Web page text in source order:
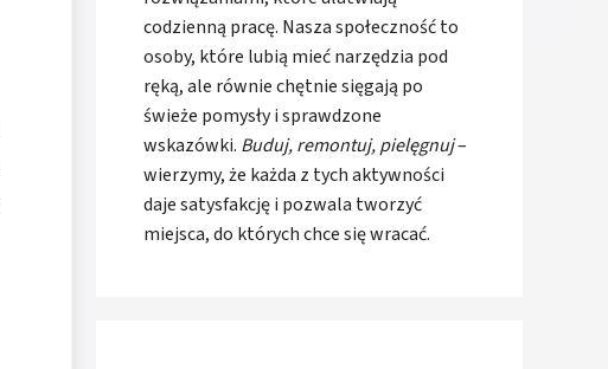
codzienną pracę. Nasza społeczność to
osoby, które lubią mieć narzędzia pod
ręką, ale równie chętnie sięgają po
świeże pomysły i sprawdzone
wskazówki. Buduj, remontuj, pielęgnuj–
wierzymy, że każda z tych aktywności
daje satysfakcję i pozwala tworzyć
miejsca, do których chce się wracać.